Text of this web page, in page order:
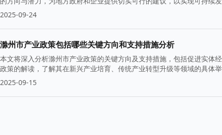
2025-09-24
滁州市产业政策包括哪些关键方向和支持措施分析
本文将深入分析滁州市产业政策的关键方向及支持措施，包括促进实体
政策的解读，了解其在新兴产业培育、传统产业转型升级等领域的具体
2025-09-15